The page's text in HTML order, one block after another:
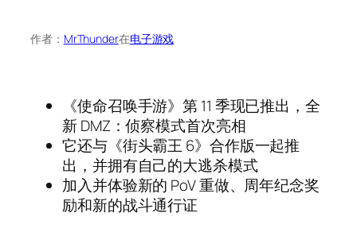
作者： MrThunder在电子游戏
《使命召唤手游》第 11 季现已推出，全
新 DMZ：侦察模式首次亮相
它还与《街头霸王 6》合作版一起推
出，并拥有自己的大逃杀模式
加入并体验新的 PoV 重做、周年纪念奖
励和新的战斗通行证